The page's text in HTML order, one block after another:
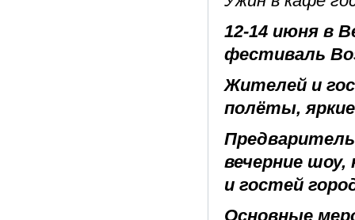
12-14 июня в
фестиваль
Жителей и
полёты,
вечерние
и гостей
Основные